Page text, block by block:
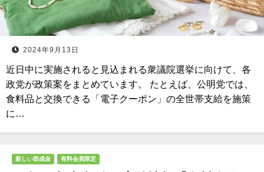
2024年9月13日
近日中に実施されると見込まれる衆議院選挙に向けて、各
政党が政策案をまとめています。 たとえば、公明党では、
食料品と交換できる「電子クーポン」の全世帯支給を施策
に…
新しい助成金 有料会員限定